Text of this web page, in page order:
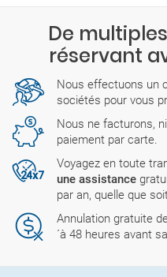
De
réservant
Nous effectuons un
sociétés pour vous
Nous ne facturons,
paiement par carte.
Voyagez en toute
une assistance
par an, quelle que
Annulation gratuite
´à 48 heures avant